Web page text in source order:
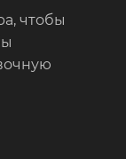
чтобы